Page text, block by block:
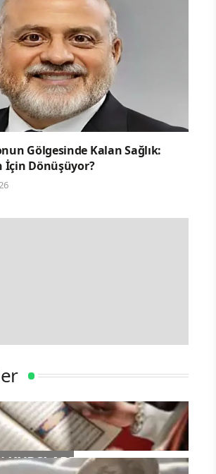
Gölgesinde Kalan Sağlık:
İçin Dönüşüyor?
KURSLARI